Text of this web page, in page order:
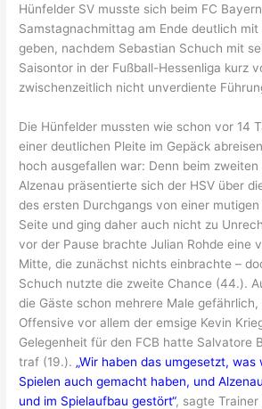
Hünfelder SV musste sich beim FC
Samstagnachmittag am Ende deutlich mit
geben, nachdem Sebastian Schuch mit
Saisontor in der Fußball-Hessenliga kurz
zwischenzeitlich nicht unverdiente
Die Hünfelder mussten wie schon vor 14
einer deutlichen Pleite im Gepäck
hoch ausgefallen war: Denn beim
Alzenau präsentierte sich der HSV über
des ersten Durchgangs von einer
Seite und ging daher auch nicht zu
vor der Pause brachte Julian Rohde eine
Mitte, die zunächst nichts einbrachte –
Schuch nutzte die zweite Chance (44.).
die Gäste schon mehrere Male
Offensive vor allem der emsige Kevin
Gelegenheit für den FCB hatte Salvatore
traf (19.). „Wir haben das umgesetzt, was
Spielen auch gemacht haben, und
und im Spielaufbau gestört“, sagte Trainer